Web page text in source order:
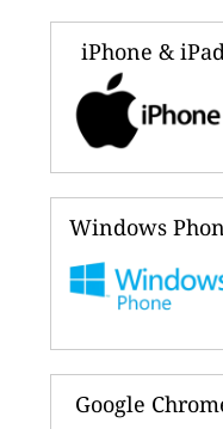
iPhone &
Windows
Google